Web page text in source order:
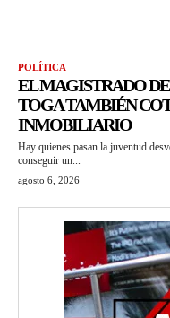
POLÍTICA
EL MAGISTRADO
TOGA TAMBIÉN
INMOBILIARIO
Hay quienes pasan la juventud
conseguir un...
agosto 6, 2026